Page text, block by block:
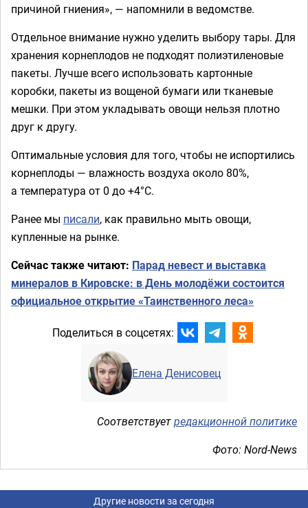
причиной гниения», — напомнили в ведомстве.
Отдельное внимание нужно уделить выбору тары. Для
хранения корнеплодов не подходят полиэтиленовые
пакеты. Лучше всего использовать картонные
коробки, пакеты из вощеной бумаги или тканевые
мешки. При этом укладывать овощи нельзя плотно
друг к другу.
Оптимальные условия для того, чтобы не испортились
корнеплоды — влажность воздуха около 80%,
а температура от 0 до +4°С.
Ранее мы писали, как правильно мыть овощи,
купленные на рынке.
Сейчас также читают: Парад невест и выставка
минералов в Кировске: в День молодёжи состоится
официальное открытие «Таинственного леса»
Поделиться в соцсетях:
Елена Денисовец
Соответствуетредакционной политике
Фото: Nord-News
Другие новости за сегодня